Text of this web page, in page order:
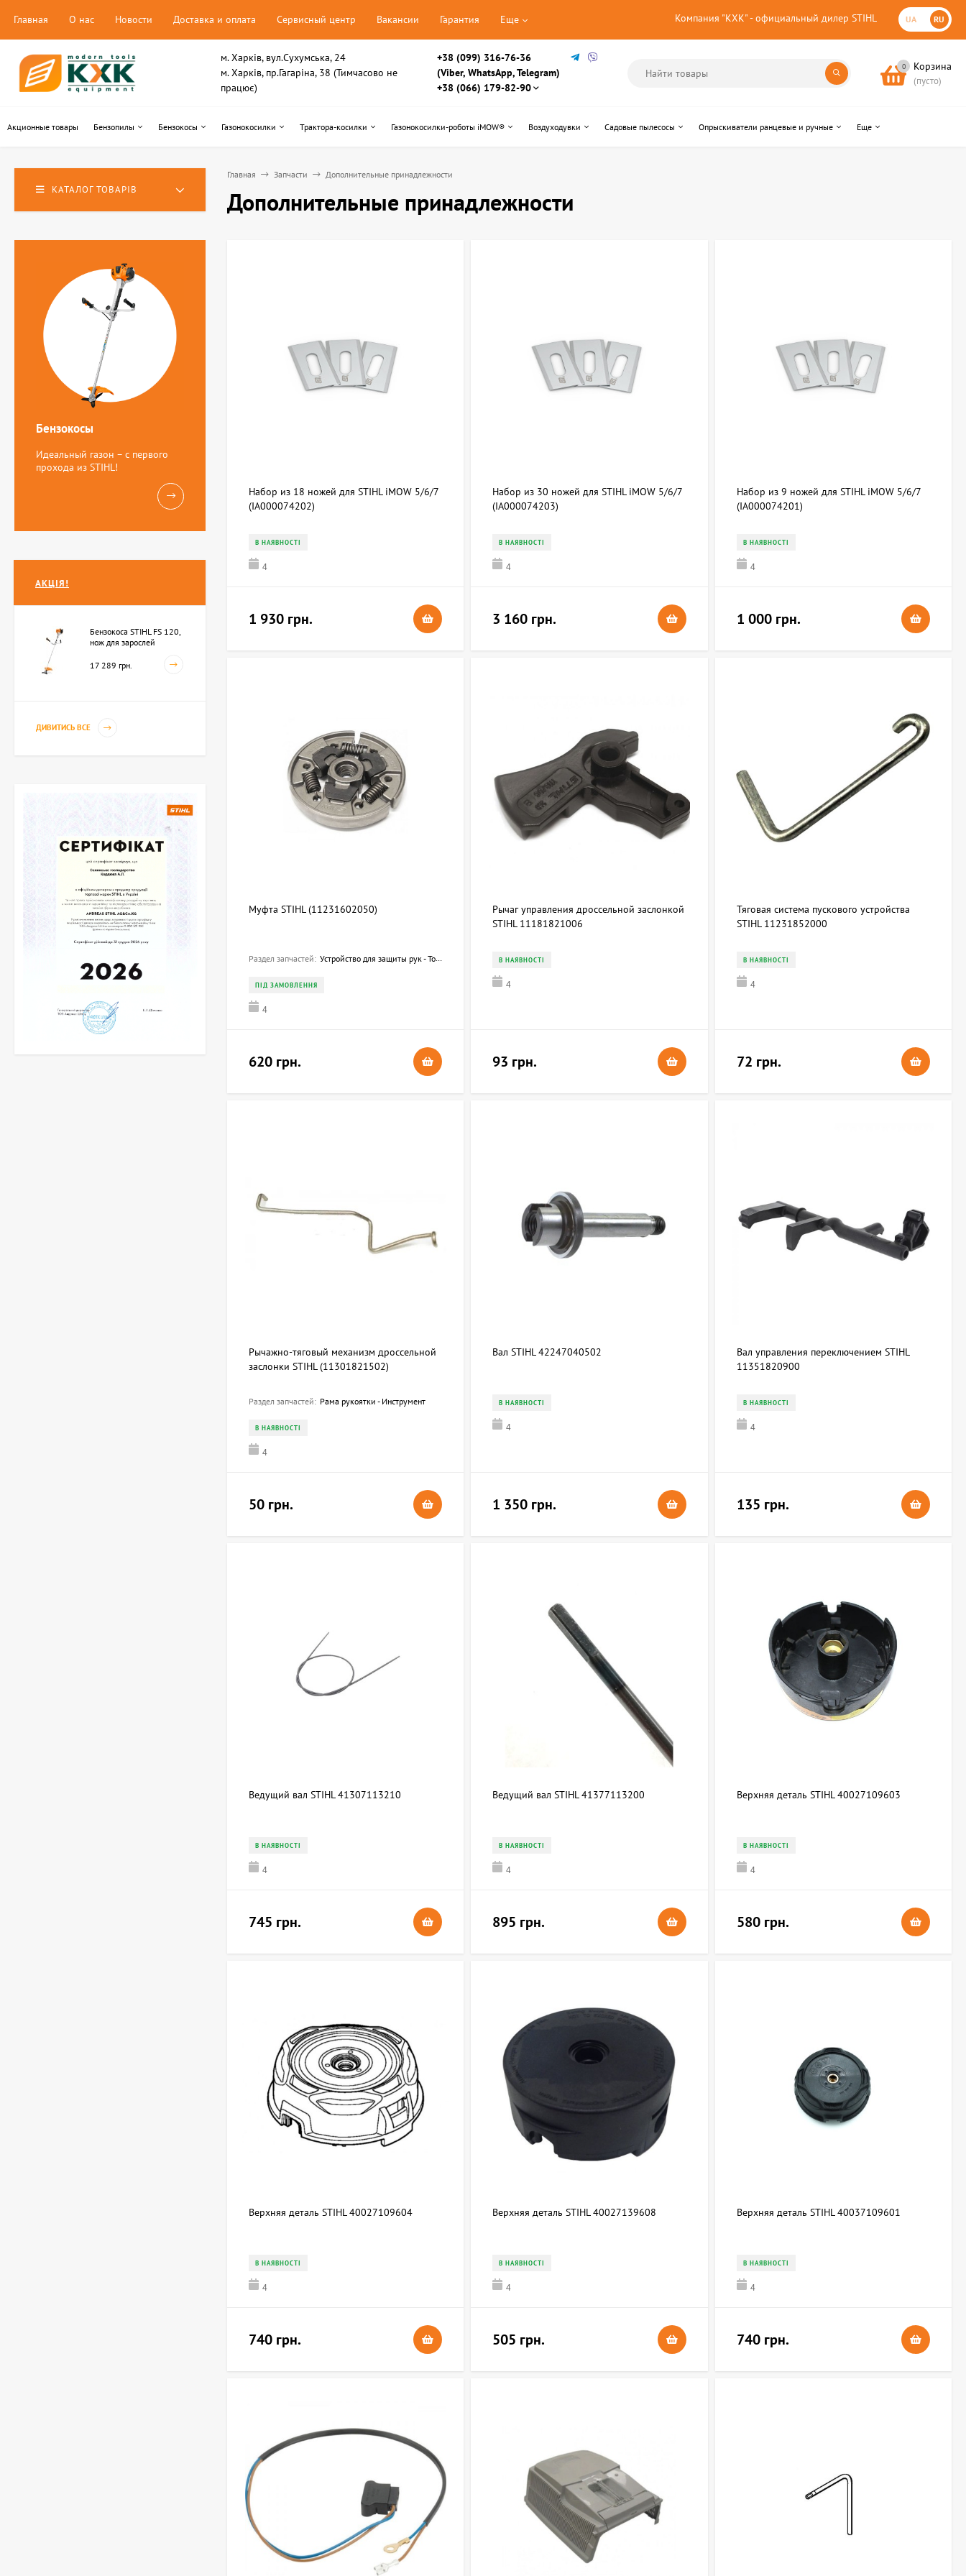
Компания "КХК" - официальный дилер STIHL UA RU
Главная О нас Новости Доставка и оплата Сервисный центр Вакансии Гарантия Еще
м. Харків, вул.Сухумська, 24
м. Харків, пр.Гагаріна, 38 (Тимчасово не
працює)
+38 (099) 316-76-36
(Viber, WhatsApp, Telegram)
+38 (066) 179-82-90
0 Корзина
(пусто)
Акционные товары Бензопилы Бензокосы Газонокосилки Трактора-косилки Газонокосилки-роботы iMOW® Воздуходувки Садовые пылесосы Опрыскиватели ранцевые и ручные Еще
Главная Запчасти Дополнительные принадлежности
Дополнительные принадлежности
Набор из 18 ножей для STIHL iMOW 5/6/7
(IA000074202)
В НАЯВНОСТІ
4
1 930 грн.
Набор из 30 ножей для STIHL iMOW 5/6/7
(IA000074203)
В НАЯВНОСТІ
4
3 160 грн.
Набор из 9 ножей для STIHL iMOW 5/6/7
(IA000074201)
В НАЯВНОСТІ
4
1 000 грн.
Mуфта STIHL (11231602050)
Раздел запчастей: Устройство для защиты рук - Тормоз пильной цепи
ПІД ЗАМОВЛЕННЯ
4
620 грн.
Рычаг управления дроссельной заслонкой
STIHL 11181821006
В НАЯВНОСТІ
4
93 грн.
Тяговая система пускового устройства
STIHL 11231852000
В НАЯВНОСТІ
4
72 грн.
Рычажно-тяговый механизм дроссельной
заслонки STIHL (11301821502)
Раздел запчастей: Рама рукоятки - Инструмент
В НАЯВНОСТІ
4
50 грн.
Вал STIHL 42247040502
В НАЯВНОСТІ
4
1 350 грн.
Вал управления переключением STIHL
11351820900
В НАЯВНОСТІ
4
135 грн.
Ведущий вал STIHL 41307113210
В НАЯВНОСТІ
4
745 грн.
Ведущий вал STIHL 41377113200
В НАЯВНОСТІ
4
895 грн.
Верхняя деталь STIHL 40027109603
В НАЯВНОСТІ
4
580 грн.
Верхняя деталь STIHL 40027109604
В НАЯВНОСТІ
4
740 грн.
Верхняя деталь STIHL 40027139608
В НАЯВНОСТІ
4
505 грн.
Верхняя деталь STIHL 40037109601
В НАЯВНОСТІ
4
740 грн.
КАТАЛОГ ТОВАРІВ
Бензокосы
Идеальный газон – с первого
прохода из STIHL!
АКЦІЯ!
Бензокоса STIHL FS 120,
нож для зарослей
17 289 грн.
ДИВИТИСЬ ВСЕ